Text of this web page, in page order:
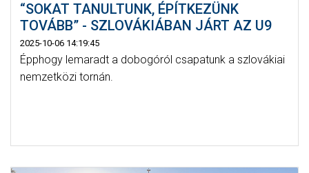
“SOKAT TANULTUNK, ÉPÍTKEZÜNK
TOVÁBB” - SZLOVÁKIÁBAN JÁRT AZ U9
2025-10-06 14:19:45
Épphogy lemaradt a dobogóról csapatunk a szlovákiai
nemzetközi tornán.